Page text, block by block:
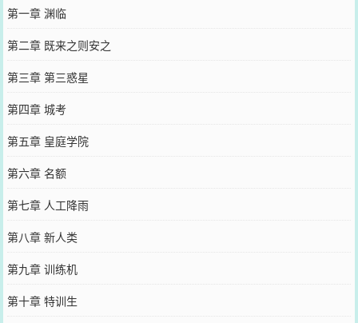
第一章 渊临
第二章 既来之则安之
第三章 第三惑星
第四章 城考
第五章 皇庭学院
第六章 名额
第七章 人工降雨
第八章 新人类
第九章 训练机
第十章 特训生